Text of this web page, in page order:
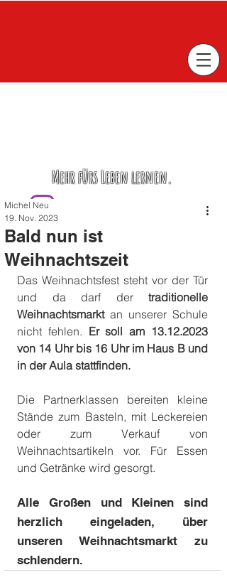
Mehr fürs Leben lernen.
Bald nun ist
Weihnachtszeit
Michel Neu
19. Nov. 2023
Das Weihnachtsfest steht vor der Tür
und da darf der traditionelle
Weihnachtsmarkt an unserer Schule
nicht fehlen. Er soll am 13.12.2023
von 14 Uhr bis 16 Uhr im Haus B und
in der Aula stattfinden.
Die Partnerklassen bereiten kleine
Stände zum Basteln, mit Leckereien
oder zum Verkauf von
Weihnachtsartikeln vor. Für Essen
und Getränke wird gesorgt.
Alle Großen und Kleinen sind
herzlich eingeladen, über
unseren Weihnachtsmarkt zu
schlendern.